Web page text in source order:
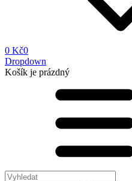
0 Kč0
Dropdown
Košík je prázdný